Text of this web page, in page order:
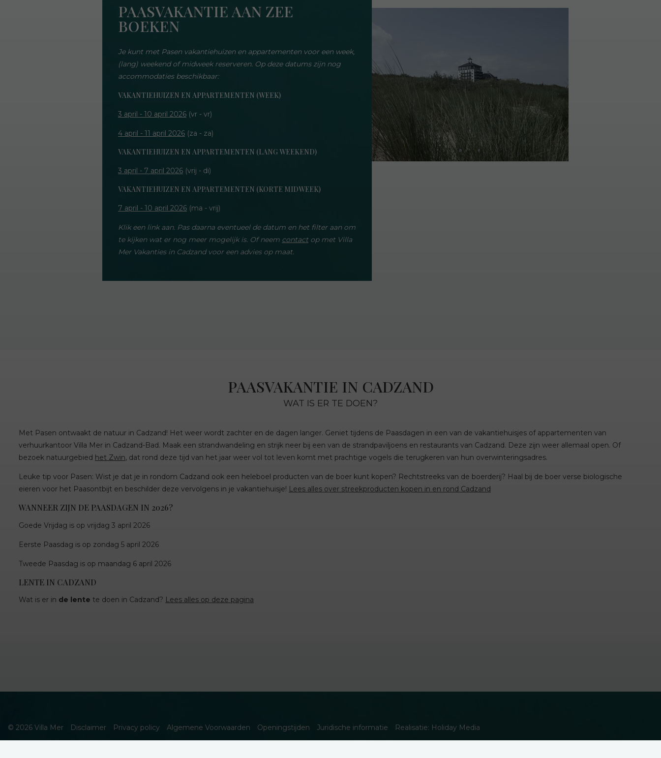
PAASVAKANTIE AAN ZEE
BOEKEN
Je kunt met Pasen vakantiehuizen en appartementen voor een week,
(lang) weekend of midweek reserveren. Op deze datums zijn nog
accommodaties beschikbaar:
VAKANTIEHUIZEN EN APPARTEMENTEN (WEEK)
3 april - 10 april 2026 (vr - vr)
4 april - 11 april 2026 (za - za)
VAKANTIEHUIZEN EN APPARTEMENTEN (LANG WEEKEND)
3 april - 7 april 2026 (vrij - di)
VAKANTIEHUIZEN EN APPARTEMENTEN (KORTE MIDWEEK)
7 april - 10 april 2026 (ma - vrij)
Klik een link aan. Pas daarna eventueel de datum en het filter aan om
te kijken wat er nog meer mogelijk is. Of neem contact op met Villa
Mer Vakanties in Cadzand voor een advies op maat.
PAASVAKANTIE IN CADZAND
WAT IS ER TE DOEN?
Met Pasen ontwaakt de natuur in Cadzand! Het weer wordt zachter en de dagen langer. Geniet tijdens de Paasdagen in een van de vakantiehuisjes of appartementen van
verhuurkantoor Villa Mer in Cadzand-Bad. Maak een strandwandeling en strijk neer bij een van de strandpaviljoens en restaurants van Cadzand. Deze zijn weer allemaal open. Of
bezoek natuurgebied het Zwin, dat rond deze tijd van het jaar weer vol tot leven komt met prachtige vogels die terugkeren van hun overwinteringsadres.
Leuke tip voor Pasen: Wist je dat je in rondom Cadzand ook een heleboel producten van de boer kunt kopen? Rechtstreeks van de boerderij? Haal bij de boer verse biologische
eieren voor het Paasontbijt en beschilder deze vervolgens in je vakantiehuisje! Lees alles over streekproducten kopen in en rond Cadzand
WANNEER ZIJN DE PAASDAGEN IN 2026?
Goede Vrijdag is op vrijdag 3 april 2026
Eerste Paasdag is op zondag 5 april 2026
Tweede Paasdag is op maandag 6 april 2026
LENTE IN CADZAND
Wat is er in de lente te doen in Cadzand? Lees alles op deze pagina
© 2026 Villa Mer Disclaimer Privacy policy Algemene Voorwaarden Openingstijden Juridische informatie Realisatie: Holiday Media